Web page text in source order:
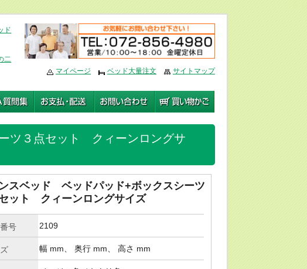
編集
ド
二
マイページ ベッド大量注文 サイトマップ
ツ３点セット クィーンロングサ
スベッド ベッドパッド+ボックスシーツ
ット クィーンロングサイズ
号 2109
幅 mm、 奥行 mm、 高さ mm